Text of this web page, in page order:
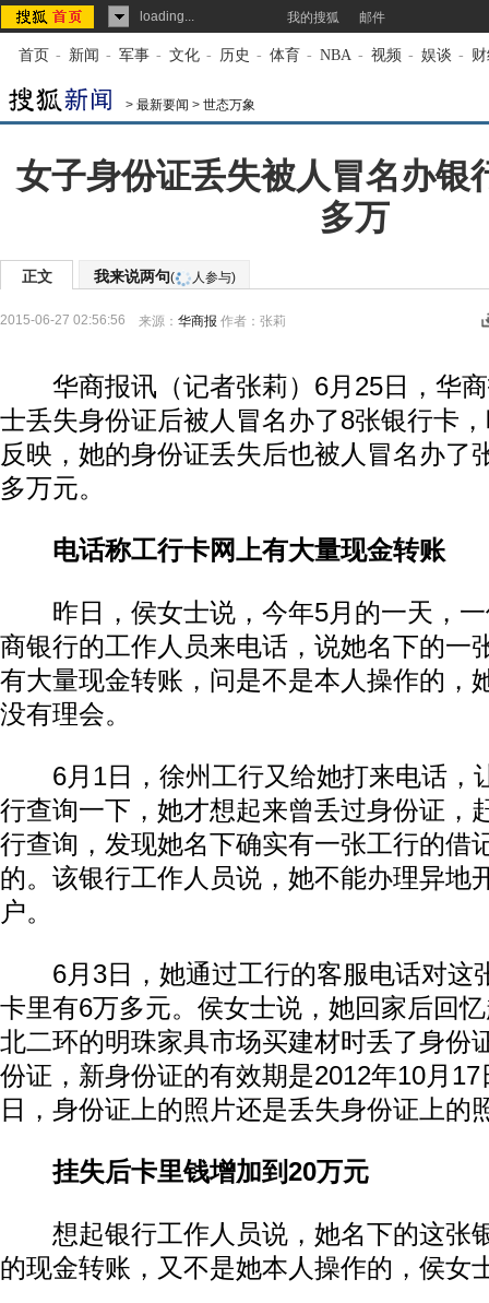
loading... 我的搜狐 邮件
首页 - 新闻 - 军事 - 文化 - 历史 - 体育 - NBA - 视频 - 娱谈 -
> 最新要闻 > 世态万象
女子身份证丢失被人冒名办银
多万
正文 我来说两句( 人参与)
2015-06-27 02:56:56 来源： 华商报 作者：张莉
华商报讯（记者张莉）6月25日，华商
士丢失身份证后被人冒名办了8张银行卡
反映，她的身份证丢失后也被人冒名办了
多万元。
电话称工行卡网上有大量现金转账
昨日，侯女士说，今年5月的一天，一
商银行的工作人员来电话，说她名下的一
有大量现金转账，问是不是本人操作的，
没有理会。
6月1日，徐州工行又给她打来电话，
行查询一下，她才想起来曾丢过身份证，
行查询，发现她名下确实有一张工行的借
的。该银行工作人员说，她不能办理异地
户。
6月3日，她通过工行的客服电话对这
卡里有6万多元。侯女士说，她回家后回
北二环的明珠家具市场买建材时丢了身份
份证，新身份证的有效期是2012年10月
日，身份证上的照片还是丢失身份证上的
挂失后卡里钱增加到20万元
想起银行工作人员说，她名下的这张
的现金转账，又不是她本人操作的，侯女